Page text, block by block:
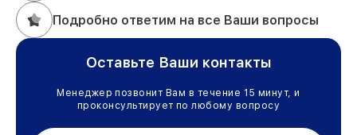
Подробно ответим на все Ваши вопросы
Оставьте Ваши контакты
Менеджер позвонит Вам в течение 15 минут, и
проконсультирует по любому вопросу